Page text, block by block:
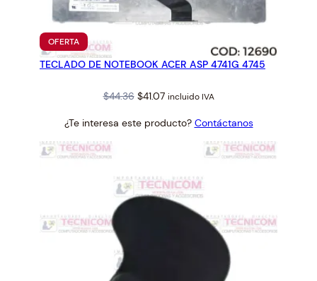
I
L
I
D
OFERTAPRODUCTO
EN
OFERTA
TECLADO DE NOTEBOOK ACER ASP 4741G 4745
$44.36 Original
was:
$41.07Current
is:
incluido IVA
¿Te interesa este producto? Contáctanos